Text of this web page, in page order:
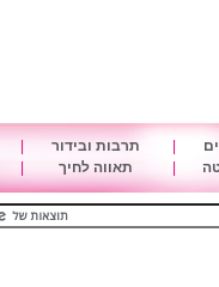
תרבות ובידור
תאווה לחיך